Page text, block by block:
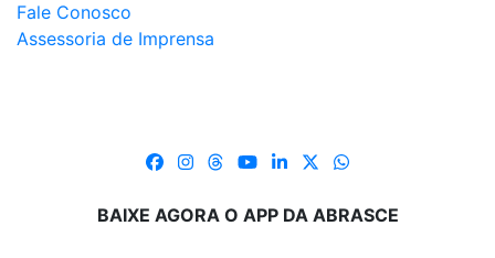
Fale Conosco
Assessoria de Imprensa
BAIXE AGORA O APP DA ABRASCE